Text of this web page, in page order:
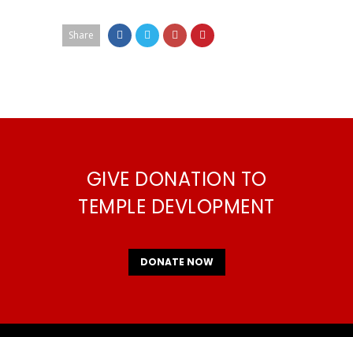
Share
GIVE DONATION TO
TEMPLE DEVLOPMENT
DONATE NOW